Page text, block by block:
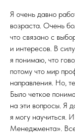
Я очень давно
возраста. Очень
что связано с
и интересов. В
я понимаю, что
потому что мир
направления. Но,
Было четкое
на эти вопросы. Я
я могу научиться.
Менеджмента».